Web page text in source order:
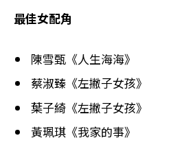
最佳女配角
陳雪甄《人生海海》
蔡淑臻《左撇子女孩》
葉子綺《左撇子女孩》
黃珮琪《我家的事》